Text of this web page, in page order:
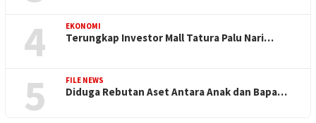
4 EKONOMI
Terungkap Investor Mall Tatura Palu Nari…
5 FILE NEWS
Diduga Rebutan Aset Antara Anak dan Bapa…